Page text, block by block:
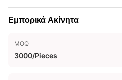
Εμπορικά Ακίνητα
MOQ
3000/Pieces